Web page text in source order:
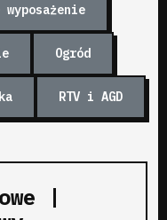
Ogród
RTV i AGD
|